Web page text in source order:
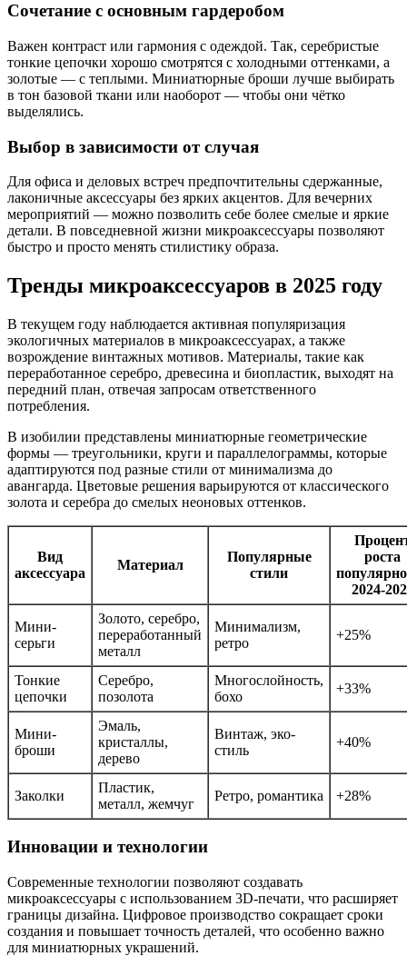
Сочетание с основным гардеробом
Важен контраст или гармония с одеждой. Так, серебристые
тонкие цепочки хорошо смотрятся с холодными оттенками, а
золотые — с теплыми. Миниатюрные броши лучше выбирать
в тон базовой ткани или наоборот — чтобы они чётко
выделялись.
Выбор в зависимости от случая
Для офиса и деловых встреч предпочтительны сдержанные,
лаконичные аксессуары без ярких акцентов. Для вечерних
мероприятий — можно позволить себе более смелые и яркие
детали. В повседневной жизни микроаксессуары позволяют
быстро и просто менять стилистику образа.
Тренды микроаксессуаров в 2025 году
В текущем году наблюдается активная популяризация
экологичных материалов в микроаксессуарах, а также
возрождение винтажных мотивов. Материалы, такие как
переработанное серебро, древесина и биопластик, выходят на
передний план, отвечая запросам ответственного
потребления.
В изобилии представлены миниатюрные геометрические
формы — треугольники, круги и параллелограммы, которые
адаптируются под разные стили от минимализма до
авангарда. Цветовые решения варьируются от классического
золота и серебра до смелых неоновых оттенков.
Вид
аксессуара
Материал
Популярные
стили
роста
2024-
Мини-
серьги
Золото, серебро,
переработанный
металл
Минимализм,
ретро
+25%
Тонкие
цепочки
Серебро,
позолота
Многослойность,
бохо
+33%
Мини-
броши
Эмаль,
кристаллы,
дерево
Винтаж, эко-
стиль
+40%
Заколки
Пластик,
металл, жемчуг
Ретро, романтика +28%
Инновации и технологии
Современные технологии позволяют создавать
микроаксессуары с использованием 3D-печати, что расширяет
границы дизайна. Цифровое производство сокращает сроки
создания и повышает точность деталей, что особенно важно
для миниатюрных украшений.